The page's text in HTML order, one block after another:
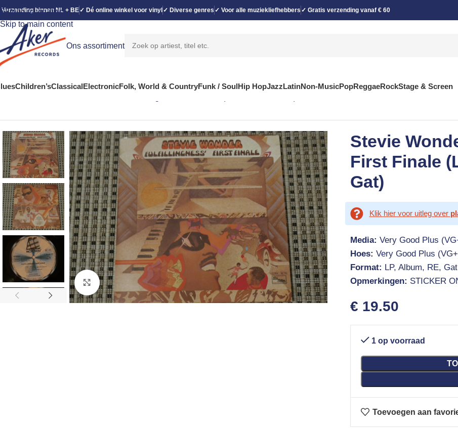
Skip to navigation
Skip to main content
binnen NL + BE✓ Dé online winkel voor vinyl ✓ Diverse genres ✓ Voor alle muziekliefhebbers ✓ Gratis verzending vanaf € 60
Ons assortiment
Children’sClassicalElectronicFolk, World & CountryFunk / SoulHip HopJazzLatinNon-MusicPopReggaeRockStage & Screen
Click to enlarge
Stevie
First Finale
Gat)
Klik hier voor uitleg over
Media: Very Good Plus
Hoes: Very Good Plus
Format: LP, Album, RE, Gat
Opmerkingen: STICKER
€ 19.50
1 op voorraad
Toevoegen aan